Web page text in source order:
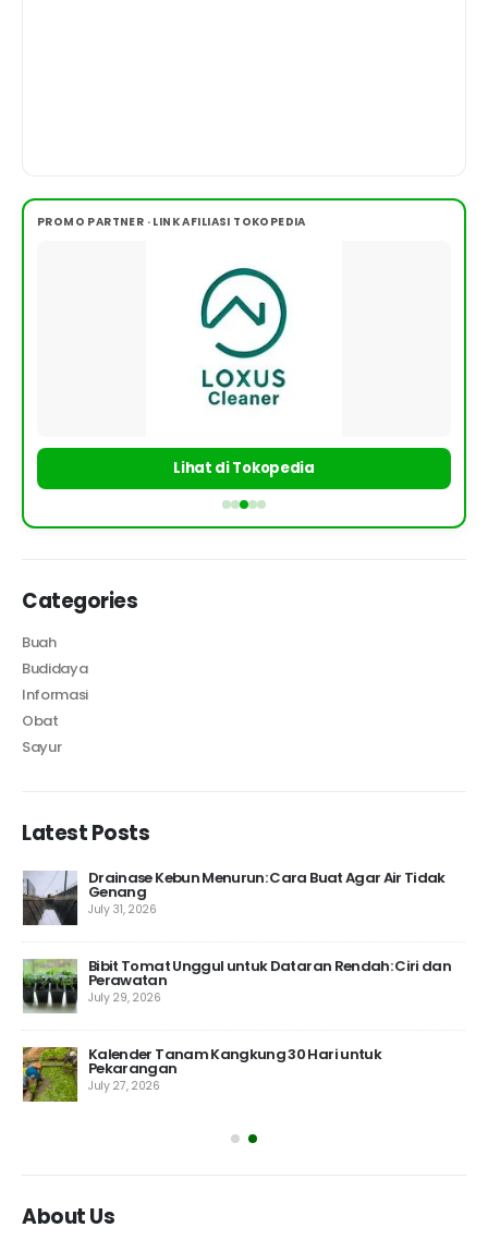
PROMO PARTNER · LINK AFILIASI TOKOPEDIA
Lihat di Tokopedia
Categories
Buah
Budidaya
Informasi
Obat
Sayur
Latest Posts
Drainase Kebun Menurun: Cara Buat Agar Air Tidak
Genang
July 31, 2026
Bibit Tomat Unggul untuk Dataran Rendah: Ciri dan
Perawatan
July 29, 2026
Kalender Tanam Kangkung 30 Hari untuk
Pekarangan
July 27, 2026
About Us